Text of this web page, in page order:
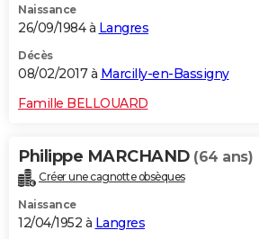
Naissance
26/09/1984 à Langres
Décès
08/02/2017 à Marcilly-en-Bassigny
Famille BELLOUARD
Philippe MARCHAND (64 ans)
Créer une cagnotte obsèques
Naissance
12/04/1952 à Langres